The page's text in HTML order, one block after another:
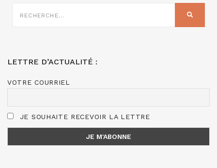
SUR
LETTRE D’ACTUALITÉ :
VOTRE COURRIEL
JE SOUHAITE RECEVOIR LA LETTRE